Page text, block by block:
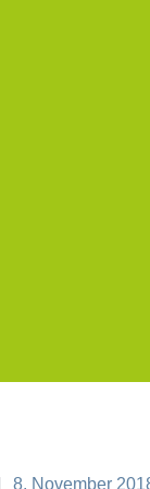
8. November